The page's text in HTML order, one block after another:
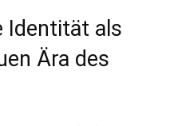
Identität als
Ära des